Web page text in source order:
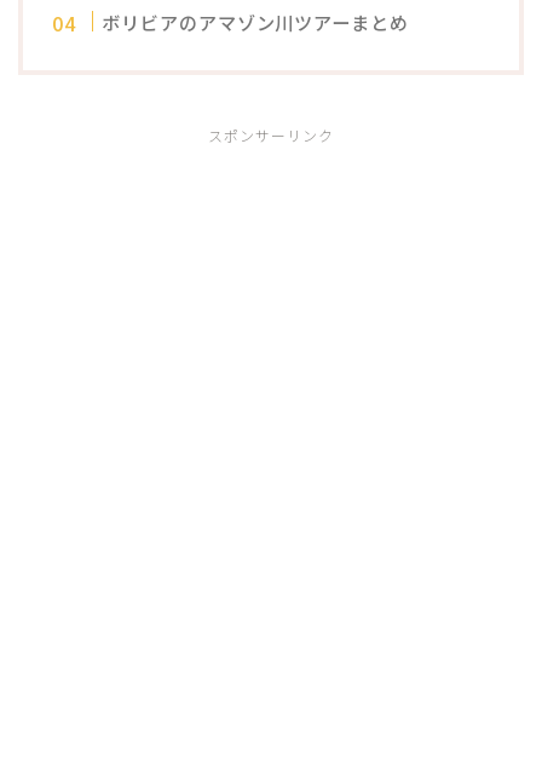
ボリビアのアマゾン川ツアーまとめ
スポンサーリンク